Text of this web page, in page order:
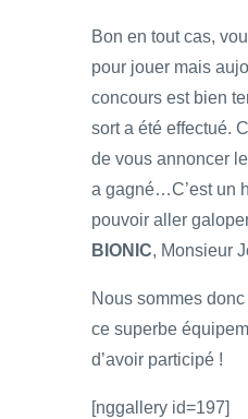
Bon en tout cas,
pour jouer mais
concours est bien
sort a été effectué.
de vous annoncer
a gagné…C’est un
pouvoir aller
BIONIC, Monsieur
Nous sommes
ce superbe
d’avoir participé !
[nggallery id=197]